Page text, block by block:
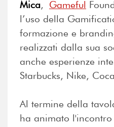
Mica, Gameful
l’uso della
formazione e
realizzati dalla sua
anche esperienze
Starbucks, Nike,
Al termine della
ha animato